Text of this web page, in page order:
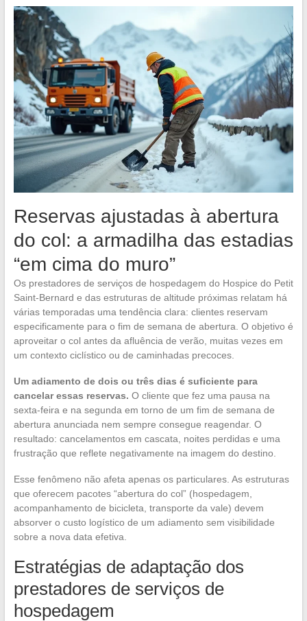
Reservas ajustadas à abertura
do col: a armadilha das estadias
“em cima do muro”
Os prestadores de serviços de hospedagem do Hospice do Petit
Saint-Bernard e das estruturas de altitude próximas relatam há
várias temporadas uma tendência clara: clientes reservam
especificamente para o fim de semana de abertura. O objetivo é
aproveitar o col antes da afluência de verão, muitas vezes em
um contexto ciclístico ou de caminhadas precoces.
Um adiamento de dois ou três dias é suficiente para
cancelar essas reservas. O cliente que fez uma pausa na
sexta-feira e na segunda em torno de um fim de semana de
abertura anunciada nem sempre consegue reagendar. O
resultado: cancelamentos em cascata, noites perdidas e uma
frustração que reflete negativamente na imagem do destino.
Esse fenômeno não afeta apenas os particulares. As estruturas
que oferecem pacotes “abertura do col” (hospedagem,
acompanhamento de bicicleta, transporte da vale) devem
absorver o custo logístico de um adiamento sem visibilidade
sobre a nova data efetiva.
Estratégias de adaptação dos
prestadores de serviços de
hospedagem